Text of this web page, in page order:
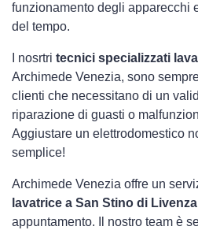
funzionamento degli apparecchi
del tempo.
I nosrtri tecnici specializzati
Archimede Venezia, sono
clienti che necessitano di un
riparazione di guasti o
Aggiustare un elettrodomestico
semplice!
Archimede Venezia offre un
lavatrice a San Stino di Livenza
appuntamento. Il nostro team è